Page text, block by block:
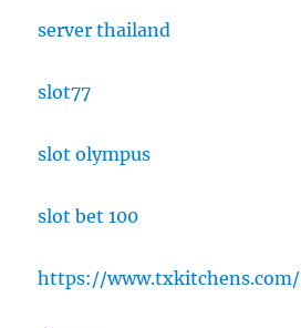
server thailand
slot77
slot olympus
slot bet 100
https://www.txkitchens.com/